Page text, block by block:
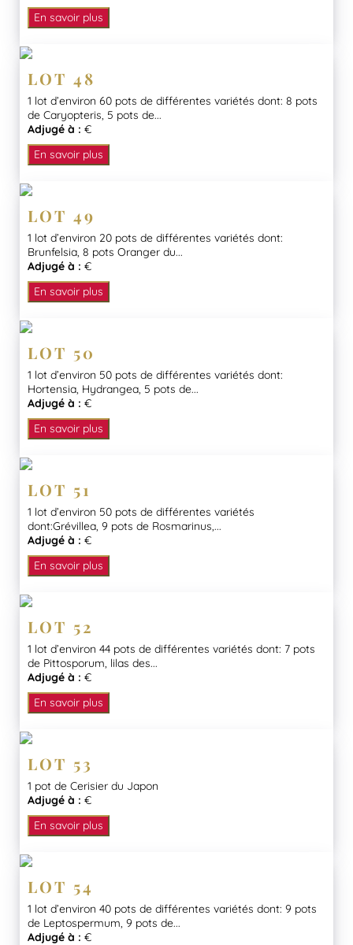
En savoir plus
LOT 48
1 lot d’environ 60 pots de différentes variétés dont: 8 pots
de Caryopteris, 5 pots de...
Adjugé à : €
En savoir plus
LOT 49
1 lot d’environ 20 pots de différentes variétés dont:
Brunfelsia, 8 pots Oranger du...
Adjugé à : €
En savoir plus
LOT 50
1 lot d’environ 50 pots de différentes variétés dont:
Hortensia, Hydrangea, 5 pots de...
Adjugé à : €
En savoir plus
LOT 51
1 lot d’environ 50 pots de différentes variétés
dont:Grévillea, 9 pots de Rosmarinus,...
Adjugé à : €
En savoir plus
LOT 52
1 lot d’environ 44 pots de différentes variétés dont: 7 pots
de Pittosporum, lilas des...
Adjugé à : €
En savoir plus
LOT 53
1 pot de Cerisier du Japon
Adjugé à : €
En savoir plus
LOT 54
1 lot d’environ 40 pots de différentes variétés dont: 9 pots
de Leptospermum, 9 pots de...
Adjugé à : €